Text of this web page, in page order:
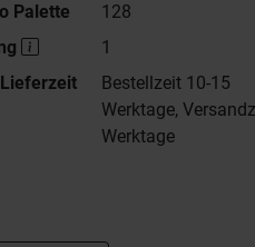
Palette
128
1
Bestellzeit 10-15
Werktage,
Werktage